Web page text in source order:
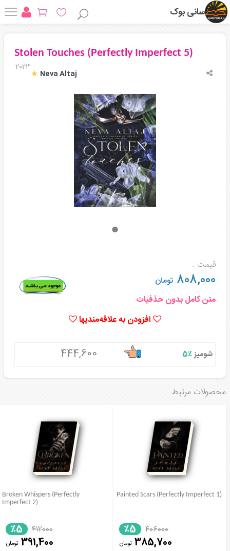
سانی بوک
Stolen Touches (Perfectly Imperfect 5)
2023
Neva Altaj
قیمت :
808,000 تومان
متن کامل بدون حذفیات
افزودن به علاقه‌مندیها
شومیز٪5 444,600
محصولات مرتبط
Painted Scars (Perfectly Imperfect 1)
406000
٪5
385,700 تومان
Broken Whispers (Perfectly
Imperfect 2)
412000
٪5
391,400 تومان